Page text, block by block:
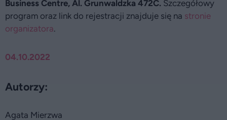
04.10.2022
Autorzy:
Agata Mierzwa
Business Centre, Al. Grunwaldzka 472C. Szczegółowy
program oraz link do rejestracji znajduje się na stronie
organizatora.